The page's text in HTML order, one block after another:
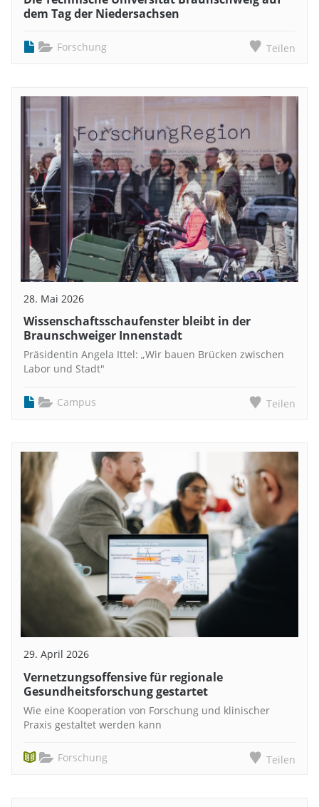
dem Tag der Niedersachsen
Forschung Teilen
28. Mai 2026
Wissenschaftsschaufenster bleibt in der
Braunschweiger Innenstadt
Präsidentin Angela Ittel: „Wir bauen Brücken zwischen
Labor und Stadt"
Campus Teilen
29. April 2026
Vernetzungsoffensive für regionale
Gesundheitsforschung gestartet
Wie eine Kooperation von Forschung und klinischer
Praxis gestaltet werden kann
Forschung Teilen